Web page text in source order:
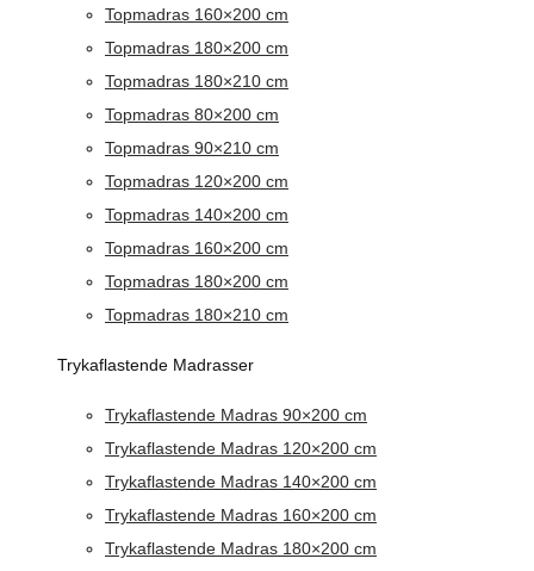
Topmadras 160×200 cm
Topmadras 180×200 cm
Topmadras 180×210 cm
Topmadras 80×200 cm
Topmadras 90×210 cm
Topmadras 120×200 cm
Topmadras 140×200 cm
Topmadras 160×200 cm
Topmadras 180×200 cm
Topmadras 180×210 cm
Trykaflastende Madrasser
Trykaflastende Madras 90×200 cm
Trykaflastende Madras 120×200 cm
Trykaflastende Madras 140×200 cm
Trykaflastende Madras 160×200 cm
Trykaflastende Madras 180×200 cm